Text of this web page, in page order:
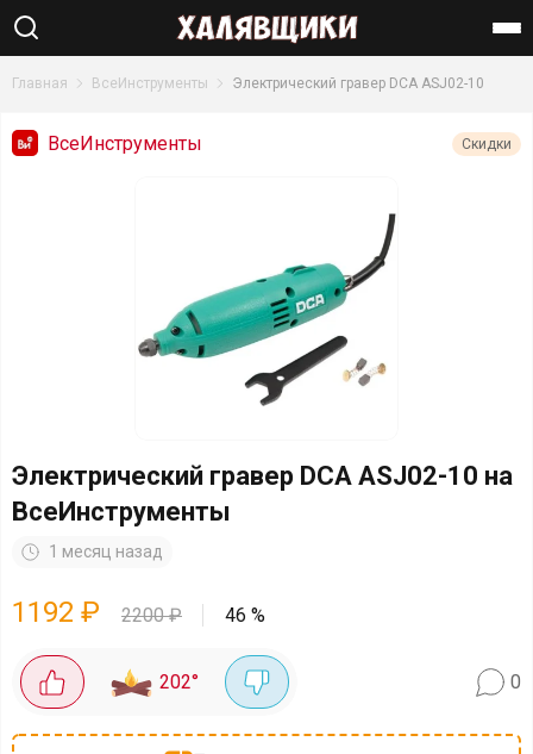
Найти
Главная ВсеИнструменты Электрический гравер DCA ASJ02-10
ВсеИнструменты Скидки
Электрический гравер DCA ASJ02-10 на
ВсеИнструменты
1 месяц назад
1192 ₽ 2200₽ 46 %
202° 0